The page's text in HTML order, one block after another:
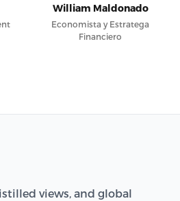
William Maldonado
Economista y Estratega
Financiero
views, and global